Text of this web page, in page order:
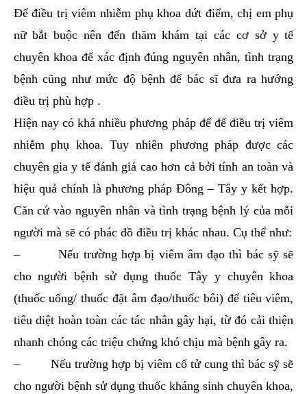
Để điều trị viêm nhiễm phụ khoa dứt điểm, chị em phụ
nữ bắt buộc nên đến thăm khám tại các cơ sở y tế
chuyên khoa để xác định đúng nguyên nhân, tình trạng
bệnh cũng như mức độ bệnh để bác sĩ đưa ra hướng
điều trị phù hợp .
Hiện nay có khá nhiều phương pháp để để điều trị viêm
nhiễm phụ khoa. Tuy nhiên phương pháp được các
chuyên gia y tế đánh giá cao hơn cả bởi tính an toàn và
hiệu quả chính là phương pháp Đông – Tây y kết hợp.
Căn cứ vào nguyên nhân và tình trạng bệnh lý của mỗi
người mà sẽ có phác đồ điều trị khác nhau. Cụ thể như:
– Nếu trường hợp bị viêm âm đạo thì bác sỹ sẽ
cho người bệnh sử dụng thuốc Tây y chuyên khoa
(thuốc uống/ thuốc đặt âm đạo/thuốc bôi) để tiêu viêm,
tiêu diệt hoàn toàn các tác nhân gây hại, từ đó cải thiện
nhanh chóng các triệu chứng khó chịu mà bệnh gây ra.
– Nếu trường hợp bị viêm cổ tử cung thì bác sỹ sẽ
cho người bệnh sử dụng thuốc kháng sinh chuyên khoa,